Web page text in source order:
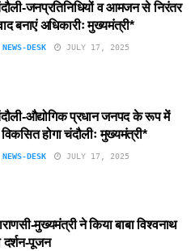
जनप्रतिनिधियों व आमजन से निरंतर
बनाएं अधिकारीः मुख्यमंत्री*
NEWS-DESK JULY 17, 2025
औद्योगिक प्रधान जनपद के रूप में
विकसित होगा चंदौलीः मुख्यमंत्री*
NEWS-DESK JULY 17, 2025
मुख्यमंत्री ने किया बाबा विश्वनाथ
दर्शन-पूजन